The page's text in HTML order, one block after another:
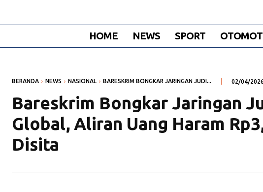
HOME NEWS SPORT
BERANDA NEWS NASIONAL BARESKRIM BONGKAR JARINGAN JUDI... 02/04/2026
Bareskrim Bongkar Jaringan
Global, Aliran Uang Haram
Disita